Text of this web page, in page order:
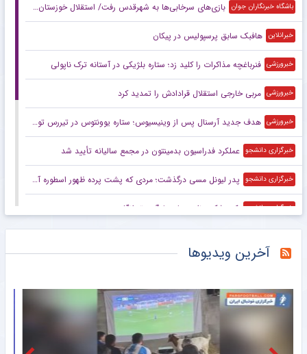
باشگاه خبرنگاران جوان بازی‌های سرخابی‌ها به شهرقدس رفت/ استقلال خوزستان به تهران بازگشت
خبرانلاین هافبک سابق پرسپولیس در پیکان
خبرورزشی فنرباغچه مذاکرات را کلید زد؛ ستاره بلژیکی در آستانه ترک ناپولی
خبرورزشی مربی خارجی استقلال قرادادش را تمدید کرد
خبرورزشی هدف جدید آرسنال پس از وینیسیوس؛ ستاره یوونتوس در تیررس توپچی‌ها
خبرگزاری دانشجو عملکرد فدراسیون بدمینتون در مجمع سالیانه تأیید شد
خبرگزاری دانشجو پدر لیونل مسی درگذشت؛ مردی که پشت پرده ظهور اسطوره آرژانتینی ایستاد
خبرگزاری دانشجو رکوردشکنی ژاپنی‌ها در لیگ برتر انگلیس
خبرانلاین افشای نقشه ترور مسی و رونالدو در آمریکا
تمجید ویژه اینفانتینو از پدیده ۱۹ ساله بارسلونا
خبرورزشی
آخرین ویدیوها